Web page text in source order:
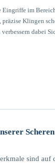
im
präzise Klingen
verbessern dabei
Scheren
sind auf